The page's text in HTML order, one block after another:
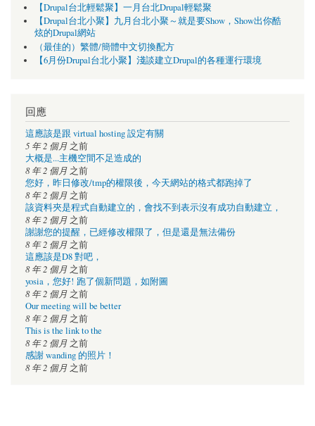
【Drupal台北輕鬆聚】一月台北Drupal輕鬆聚
【Drupal台北小聚】九月台北小聚～就是要Show，Show出你酷
炫的Drupal網站
（最佳的）繁體/簡體中文切換配方
【6月份Drupal台北小聚】淺談建立Drupal的各種運行環境
回應
這應該是跟 virtual hosting 設定有關
5 年 2 個月 之前
大概是...主機空間不足造成的
8 年 2 個月 之前
您好，昨日修改/tmp的權限後，今天網站的格式都跑掉了
8 年 2 個月 之前
該資料夾是程式自動建立的，會找不到表示沒有成功自動建立，
8 年 2 個月 之前
謝謝您的提醒，已經修改權限了，但是還是無法備份
8 年 2 個月 之前
這應該是D8 對吧，
8 年 2 個月 之前
yosia，您好! 跑了個新問題，如附圖
8 年 2 個月 之前
Our meeting will be better
8 年 2 個月 之前
This is the link to the
8 年 2 個月 之前
感謝 wanding 的照片！
8 年 2 個月 之前